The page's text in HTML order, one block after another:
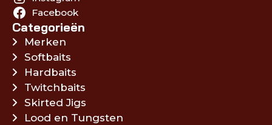
Facebook
Categorieën
Merken
Softbaits
Hardbaits
Twitchbaits
Skirted Jigs
Lood en Tungsten